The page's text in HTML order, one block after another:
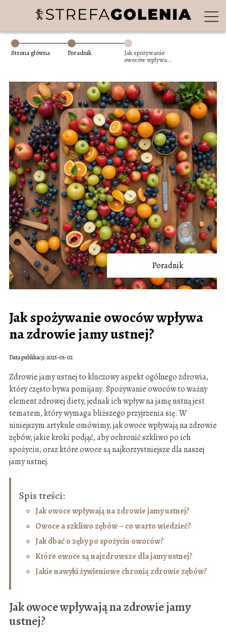
Strona główna Poradnik
Jak spożywanie
owoców wpływa
Poradnik
Jak spożywanie owoców wpływa
na zdrowie jamy ustnej?
Data publikacji: 2025-01-02
Zdrowie jamy ustnej to kluczowy aspekt ogólnego zdrowia,
który często bywa pomijany. Spożywanie owoców to ważny
element zdrowej diety, jednak ich wpływ na jamę ustną jest
tematem, który wymaga bliższego przyjrzenia się. W
niniejszym artykule omówimy, jak owoce wpływają na zdrowie
zębów, jakie kroki podjąć, aby ochronić szkliwo po ich
spożyciu, oraz które owoce są najkorzystniejsze dla naszej
jamy ustnej.
Spis treści:
Jak owoce wpływają na zdrowie jamy ustnej?
Owoce a szkliwo zębów – co warto wiedzieć?
Jak dbać o zęby po spożyciu owoców?
Które owoce są najzdrowsze dla jamy ustnej?
Jakie nawyki żywieniowe chronią zdrowie zębów?
Jak owoce wpływają na zdrowie jamy
ustnej?